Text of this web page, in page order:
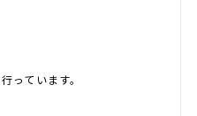
っています。